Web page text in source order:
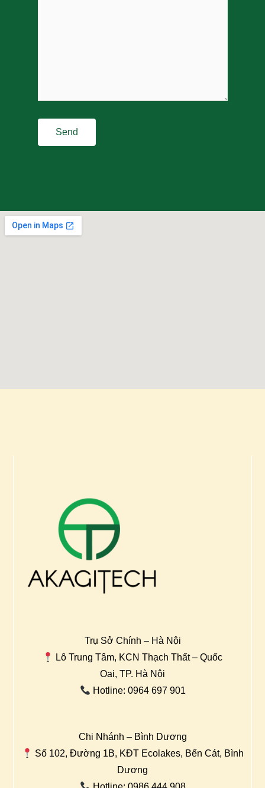
Trụ Sở Chính – Hà Nội
Lô Trung Tâm, KCN Thạch Thất – Quốc
Oai, TP. Hà Nội
Hotline: 0964 697 901
Chi Nhánh – Bình Dương
Số 102, Đường 1B, KĐT Ecolakes, Bến Cát, Bình
Dương